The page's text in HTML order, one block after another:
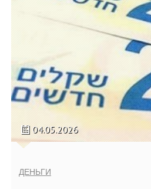
04.05.2026
ДЕНЬГИ